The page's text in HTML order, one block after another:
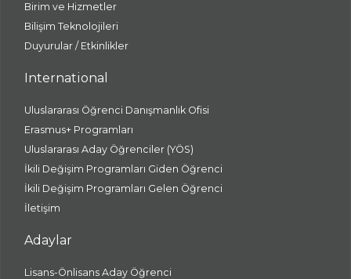
Birim ve Hizmetler
Bilişim Teknolojileri
Duyurular / Etkinlikler
International
Uluslararası Öğrenci Danışmanlık Ofisi
Erasmus+ Programları
Uluslararası Aday Öğrenciler (YÖS)
İkili Değişim Programları Giden Öğrenci
İkili Değişim Programları Gelen Öğrenci
İletişim
Adaylar
Lisans-Önlisans Aday Öğrenci